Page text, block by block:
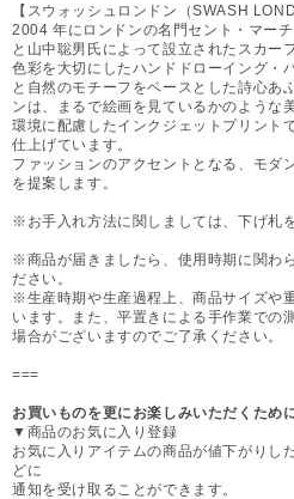
【スウォッシュロンドン（SWASH
2004 年にロンドンの名門セント・マー
と山中聡男氏によって設立されたスカー
色彩を大切にしたハンドドローイング・
と自然のモチーフをベースとした詩心あ
ンは、まるで絵画を見ているかのような
環境に配慮したインクジェットプリント
仕上げています。
ファッションのアクセントとなる、モダ
を提案します。
※お手入れ方法に関しましては、下げ札
※商品が届きましたら、使用時期に関わ
ださい。
※生産時期や生産過程上、商品サイズや
います。また、平置きによる手作業での
場合がございますのでご了承ください。
===
お買いものを更にお楽しみいただくため
▼商品のお気に入り登録
お気に入りアイテムの商品が値下がりし
どに
通知を受け取ることができます。